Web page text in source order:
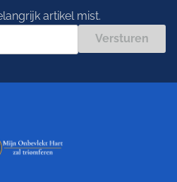
artikel mist.
Versturen